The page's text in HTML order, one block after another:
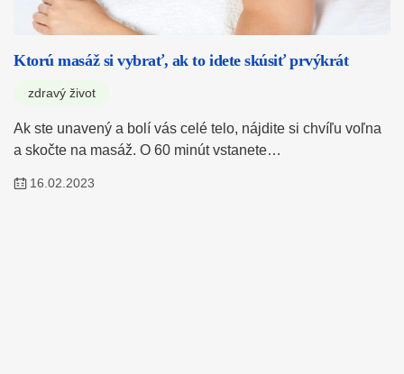
Ktorú masáž si vybrať, ak to idete skúsiť prvýkrát
zdravý život
Ak ste unavený a bolí vás celé telo, nájdite si chvíľu voľna
a skočte na masáž. O 60 minút vstanete…
16.02.2023